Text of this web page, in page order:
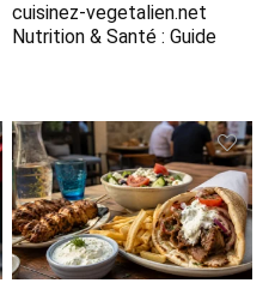
cuisinez-vegetalien.net
Nutrition​ & Santé : Guide